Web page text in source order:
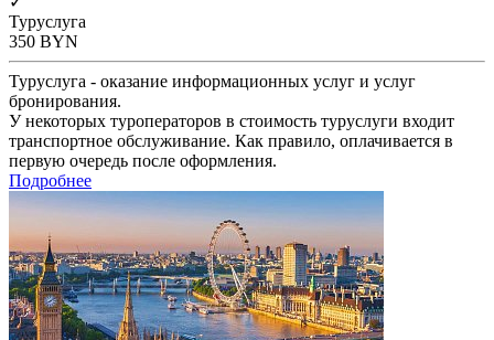
Туруслуга
350 BYN
Туруслуга - оказание информационных услуг и услуг
бронирования.
У некоторых туроператоров в стоимость туруслуги входит
транспортное обслуживание. Как правило, оплачивается в
первую очередь после оформления.
Подробнее